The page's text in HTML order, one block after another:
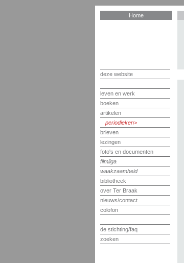
Home
deze website
leven en werk
boeken
artikelen
periodieken
brieven
lezingen
foto's en documenten
filmliga
waakzaamheid
bibliotheek
over Ter Braak
nieuws/contact
colofon
de stichting/faq
zoeken